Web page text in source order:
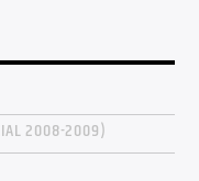
2008-2009)